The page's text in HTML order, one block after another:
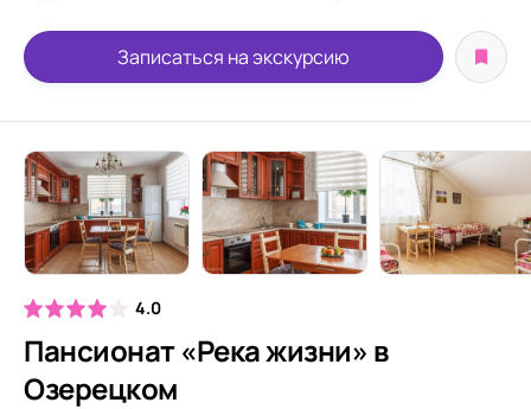
Записаться на экскурсию
4.0
Пансионат «Река жизни» в
Озерецком